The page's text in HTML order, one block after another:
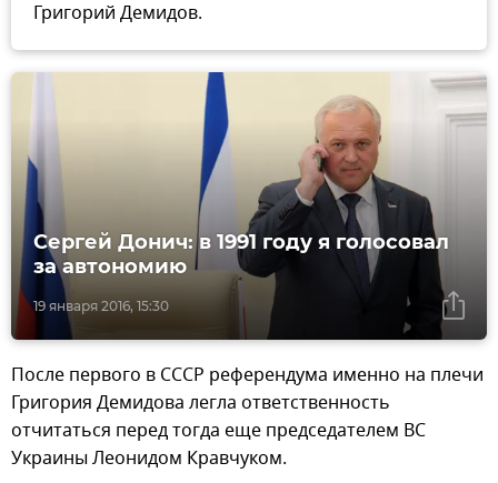
Григорий Демидов.
19 января 2016, 15:30
Сергей Донич: в 1991 году я голосовал
за автономию
После первого в СССР референдума именно на плечи
Григория Демидова легла ответственность
отчитаться перед тогда еще председателем ВС
Украины Леонидом Кравчуком.